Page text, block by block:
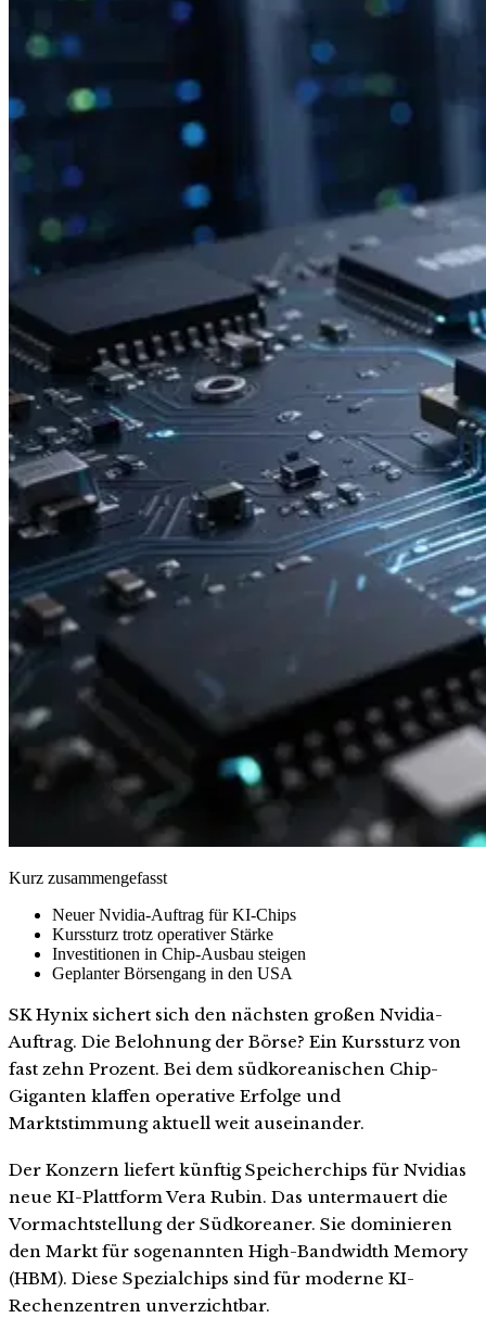
Kurz zusammengefasst
Neuer Nvidia-Auftrag für KI-Chips
Kurssturz trotz operativer Stärke
Investitionen in Chip-Ausbau steigen
Geplanter Börsengang in den USA
SK Hynix sichert sich den nächsten großen Nvidia-
Auftrag. Die Belohnung der Börse? Ein Kurssturz von
fast zehn Prozent. Bei dem südkoreanischen Chip-
Giganten klaffen operative Erfolge und
Marktstimmung aktuell weit auseinander.
Der Konzern liefert künftig Speicherchips für Nvidias
neue KI-Plattform Vera Rubin. Das untermauert die
Vormachtstellung der Südkoreaner. Sie dominieren
den Markt für sogenannten High-Bandwidth Memory
(HBM). Diese Spezialchips sind für moderne KI-
Rechenzentren unverzichtbar.